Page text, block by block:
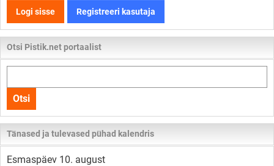
Logi sisse Registreeri kasutaja
Otsi Pistik.net portaalist
kogu
lehelt
Otsi
Tänased ja tulevased pühad kalendris
Esmaspäev 10. august